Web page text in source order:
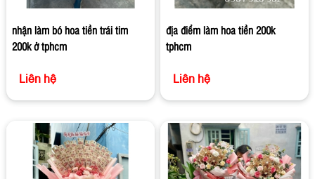
nhận làm bó hoa tiền trái tim
200k ở tphcm
Liên hệ
địa điểm làm hoa tiền 200k
tphcm
Liên hệ